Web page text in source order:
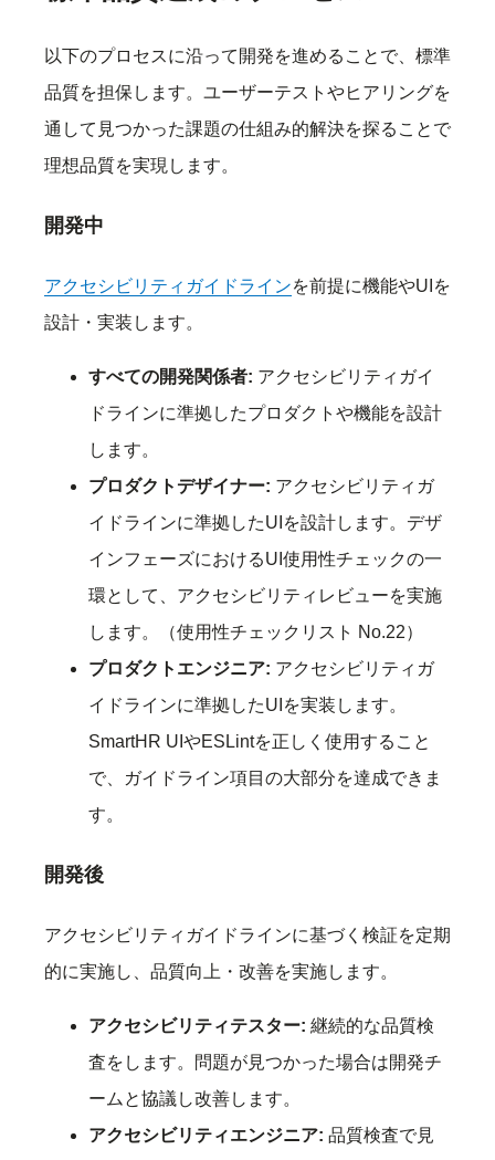
以下のプロセスに沿って開発を進めることで、標準
品質を担保します。ユーザーテストやヒアリングを
通して見つかった課題の仕組み的解決を探ることで
理想品質を実現します。
開発中
アクセシビリティガイドラインを前提に機能やUIを
設計・実装します。
すべての開発関係者: アクセシビリティガイ
ドラインに準拠したプロダクトや機能を設計
します。
プロダクトデザイナー: アクセシビリティガ
イドラインに準拠したUIを設計します。デザ
インフェーズにおけるUI使用性チェックの一
環として、アクセシビリティレビューを実施
します。（使用性チェックリスト No.22）
プロダクトエンジニア: アクセシビリティガ
イドラインに準拠したUIを実装します。
SmartHR UIやESLintを正しく使用すること
で、ガイドライン項目の大部分を達成できま
す。
開発後
アクセシビリティガイドラインに基づく検証を定期
的に実施し、品質向上・改善を実施します。
アクセシビリティテスター: 継続的な品質検
査をします。問題が見つかった場合は開発チ
ームと協議し改善します。
アクセシビリティエンジニア: 品質検査で見